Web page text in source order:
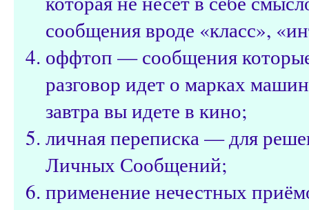
сообщения вроде «класс»,
оффтоп — сообщения которые
разговор идет о марках
завтра вы идете в кино;
личная переписка — для
Личных Сообщений;
применение нечестных